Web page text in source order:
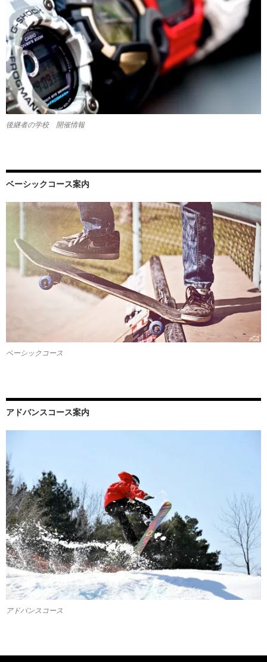
後継者の学校 開催情報
ベーシックコース案内
ベーシックコース
アドバンスコース案内
アドバンスコース